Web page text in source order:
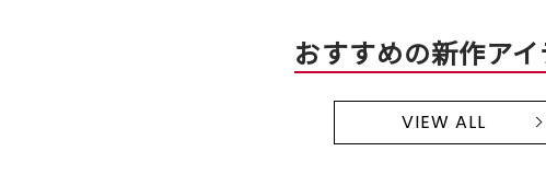
おすすめの新作ア
VIEW ALL